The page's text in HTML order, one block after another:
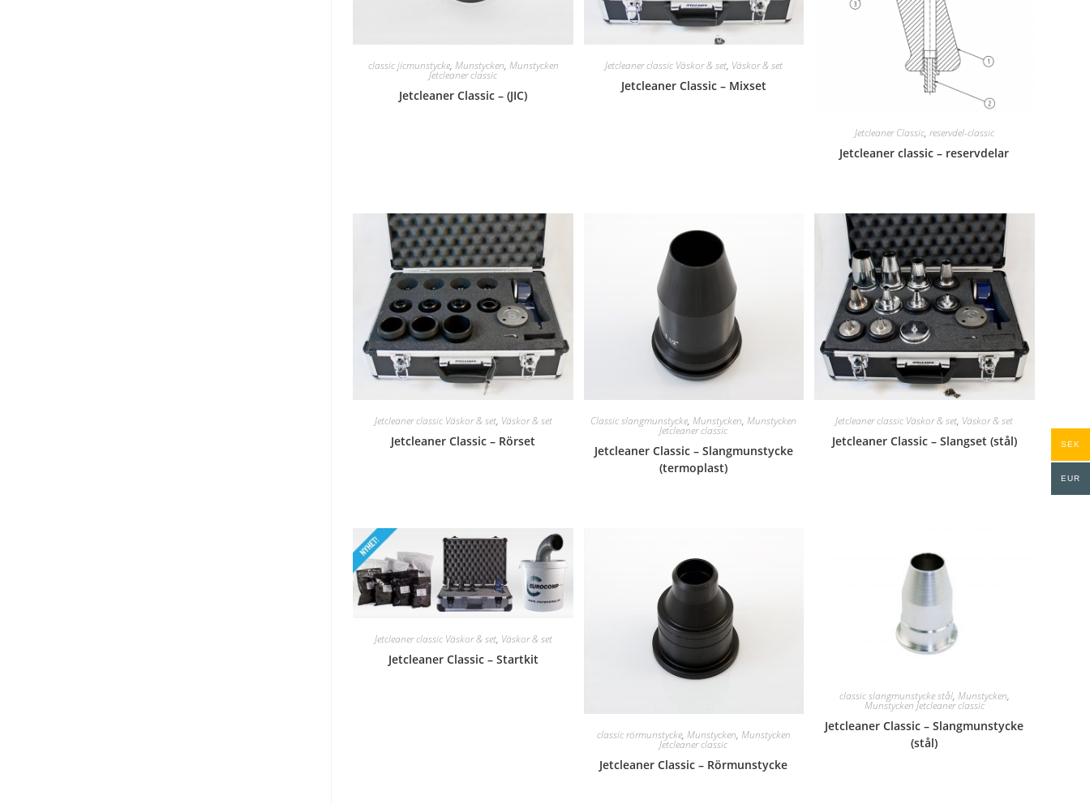
classic jicmunstycke, Munstycken, Munstycken
Jetcleaner classic
Jetcleaner Classic – (JIC)
Jetcleaner classic Väskor & set, Väskor & set
Jetcleaner Classic – Mixset
Jetcleaner Classic, reservdel-classic
Jetcleaner classic – reservdelar
Jetcleaner classic Väskor & set, Väskor & set
Jetcleaner Classic – Rörset
Classic slangmunstycke,Munstycken,Munstycken
Jetcleaner classic
Jetcleaner Classic – Slangmunstycke
(termoplast)
Jetcleaner classic Väskor & set, Väskor & set
Jetcleaner Classic – Slangset (stål)
Jetcleaner classic Väskor & set, Väskor & set
Jetcleaner Classic – Startkit
classic rörmunstycke, Munstycken, Munstycken
Jetcleaner classic
Jetcleaner Classic – Rörmunstycke
classic slangmunstycke stål, Munstycken,
Munstycken Jetcleaner classic
Jetcleaner Classic – Slangmunstycke
(stål)
SEK
EUR